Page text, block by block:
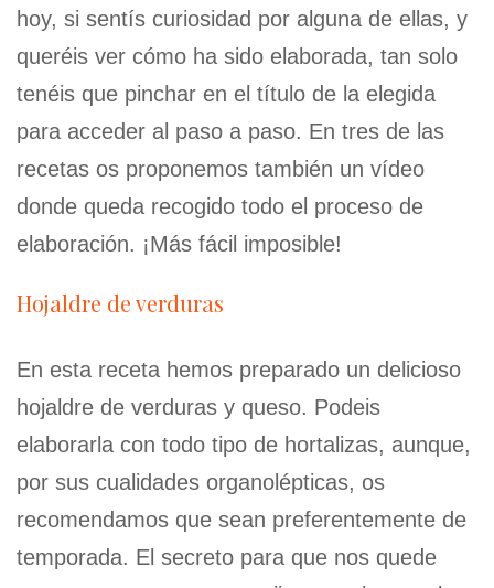
hoy, si sentís curiosidad por alguna de ellas, y
queréis ver cómo ha sido elaborada, tan solo
tenéis que pinchar en el título de la elegida
para acceder al paso a paso. En tres de las
recetas os proponemos también un vídeo
donde queda recogido todo el proceso de
elaboración. ¡Más fácil imposible!
Hojaldre de verduras
En esta receta hemos preparado un delicioso
hojaldre de verduras y queso. Podeis
elaborarla con todo tipo de hortalizas, aunque,
por sus cualidades organolépticas, os
recomendamos que sean preferentemente de
temporada. El secreto para que nos quede